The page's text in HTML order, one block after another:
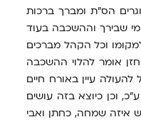
הס"ת ומברך ברכות
שבירך וההשכבה בעוד
וכל הקהל מברכים
אומר להלוי ההשכבה
עיין באורח חיים
וכן כיוצא בזה עושים
איזה שמחה, כחתן ואבי